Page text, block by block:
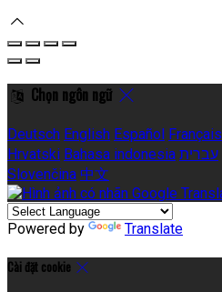
Chọn ngôn ngữ
Deutsch English Español Français
Hrvatski Bahasa indonesia עברית
Slovenčina 中文
Powered by Translate
Cài đặt cookie